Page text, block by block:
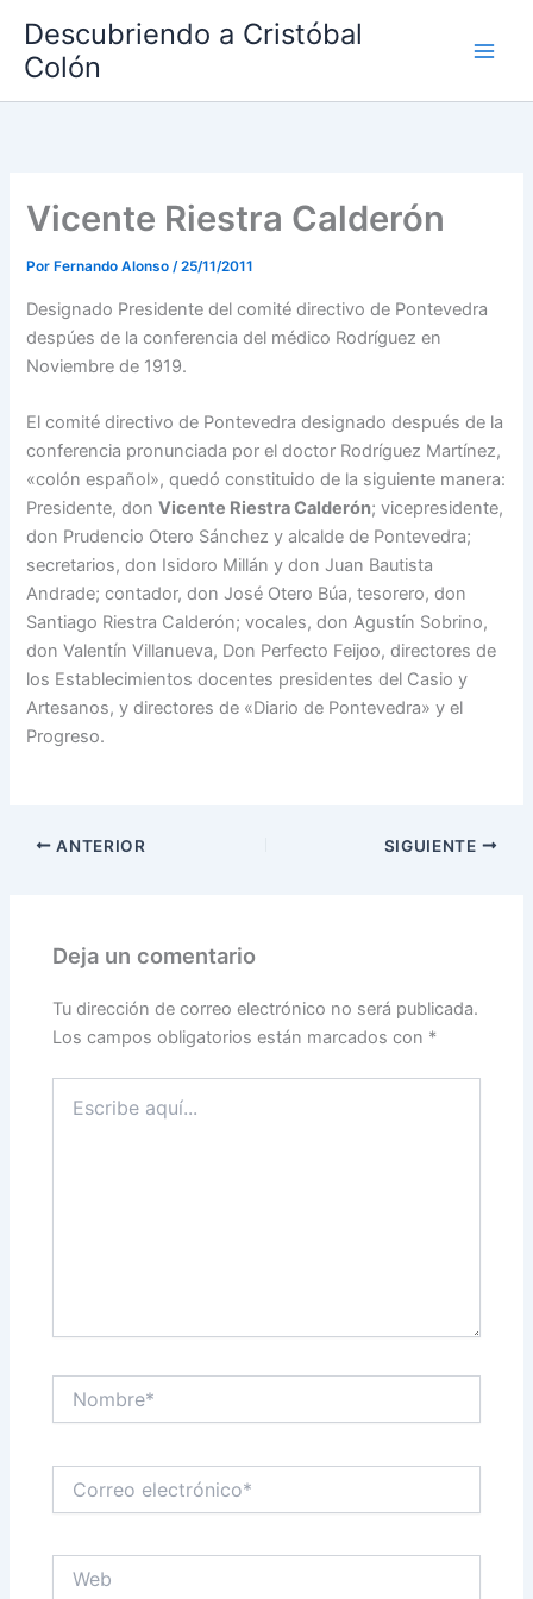
contenido
Descubriendo a Cristóbal
Colón
Vicente Riestra Calderón
Por Fernando Alonso/25/11/2011
Designado Presidente del comité directivo de Pontevedra
despúes de la conferencia del médico Rodríguez en
Noviembre de 1919.
El comité directivo de Pontevedra designado después de la
conferencia pronunciada por el doctor Rodríguez Martínez,
«colón español», quedó constituido de la siguiente manera:
Presidente, donVicente Riestra Calderón; vicepresidente,
don Prudencio Otero Sánchez y alcalde de Pontevedra;
secretarios, don Isidoro Millán y don Juan Bautista
Andrade; contador, don José Otero Búa, tesorero, don
Santiago Riestra Calderón; vocales, don Agustín Sobrino,
don Valentín Villanueva, Don Perfecto Feijoo, directores de
los Establecimientos docentes presidentes del Casio y
Artesanos, y directores de «Diario de Pontevedra» y el
Progreso.
ANTERIOR SIGUIENTE
Deja un comentario
Tu dirección de correo electrónico no será publicada.
Los campos obligatorios están marcados con *
aquí...
electrónico*